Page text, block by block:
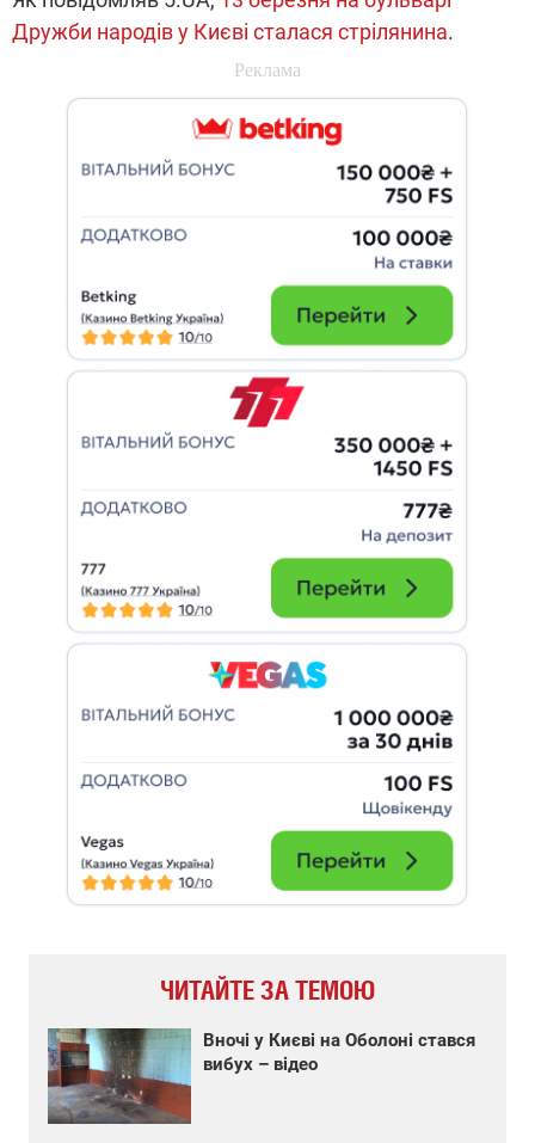
Дружби народів у Києві сталася стрілянина.
ЧИТАЙТЕ ЗА ТЕМОЮ
Вночі у Києві на Оболоні стався
вибух – відео